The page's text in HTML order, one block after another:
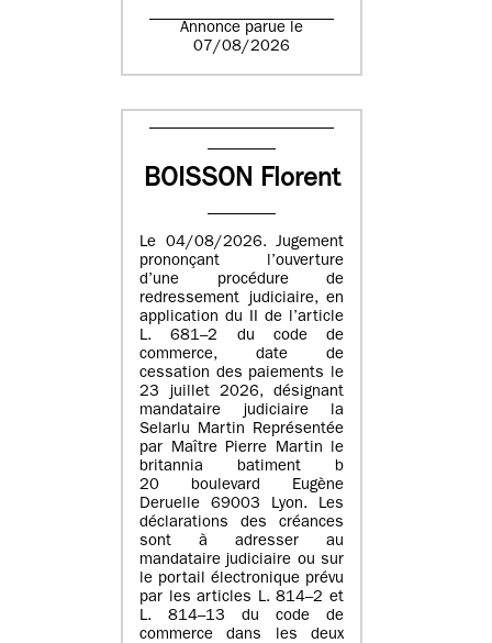
Annonce parue le
07/08/2026
BOISSON Florent
Le 04/08/2026. Jugement
prononçant l’ouverture
d’une procédure de
redressement judiciaire, en
application du II de l’article
L. 681–2 du code de
commerce, date de
cessation des paiements le
23 juillet 2026, désignant
mandataire judiciaire la
Selarlu Martin Représentée
par Maître Pierre Martin le
britannia batiment b
20 boulevard Eugène
Deruelle 69003 Lyon. Les
déclarations des créances
sont à adresser au
mandataire judiciaire ou sur
le portail électronique prévu
par les articles L. 814–2 et
L. 814–13 du code de
commerce dans les deux